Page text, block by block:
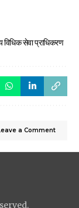
विधिक सेवा प्राधिकरण
a Comment